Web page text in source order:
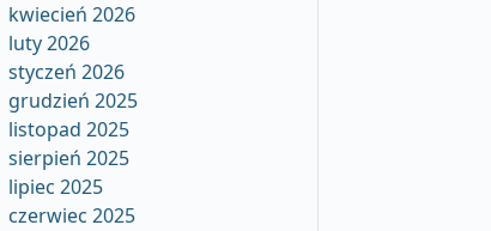
kwiecień 2026
luty 2026
styczeń 2026
grudzień 2025
listopad 2025
sierpień 2025
lipiec 2025
czerwiec 2025